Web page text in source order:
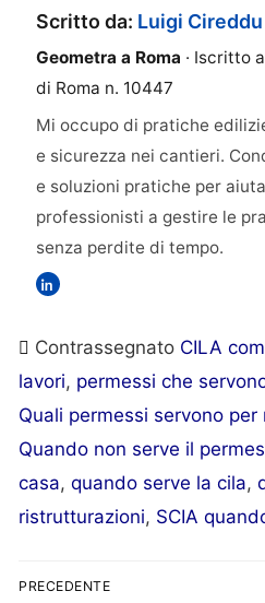
Scritto da: Luigi Cireddu
Geometra a Roma · Iscritto
di Roma n. 10447
Mi occupo di pratiche
e sicurezza nei cantieri.
e soluzioni pratiche per
professionisti a gestire le
senza perdite di tempo.
Contrassegnato CILA
lavori, permessi che
Quali permessi servono
Quando non serve il
casa, quando serve la cila,
ristrutturazioni, SCIA
PRECEDENTE